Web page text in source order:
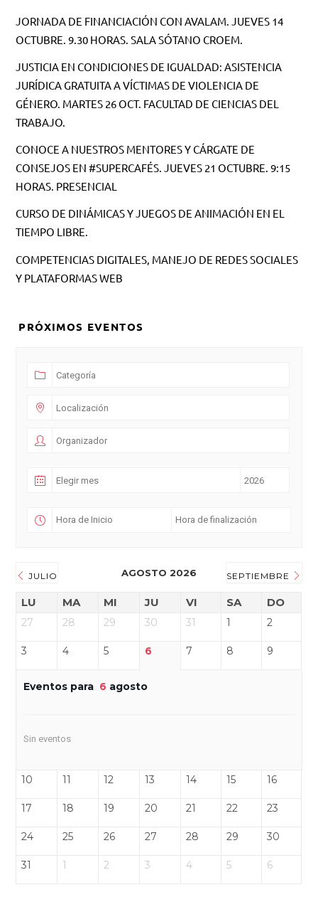
JORNADA DE FINANCIACIÓN CON AVALAM. JUEVES 14
OCTUBRE. 9.30 HORAS. SALA SÓTANO CROEM.
JUSTICIA EN CONDICIONES DE IGUALDAD: ASISTENCIA
JURÍDICA GRATUITA A VÍCTIMAS DE VIOLENCIA DE
GÉNERO. MARTES 26 OCT. FACULTAD DE CIENCIAS DEL
TRABAJO.
CONOCE A NUESTROS MENTORES Y CÁRGATE DE
CONSEJOS EN #SUPERCAFÉS. JUEVES 21 OCTUBRE. 9:15
HORAS. PRESENCIAL
CURSO DE DINÁMICAS Y JUEGOS DE ANIMACIÓN EN EL
TIEMPO LIBRE.
COMPETENCIAS DIGITALES, MANEJO DE REDES SOCIALES
Y PLATAFORMAS WEB
PRÓXIMOS EVENTOS
JULIO AGOSTO 2026 SEPTIEMBRE
LU MA MI JU VI SA DO
27 28 29 30 31 1 2
3 4 5 6 7 8 9
Eventos para 6 agosto
Sin eventos
10 11 12 13 14 15 16
17 18 19 20 21 22 23
24 25 26 27 28 29 30
31 1 2 3 4 5 6